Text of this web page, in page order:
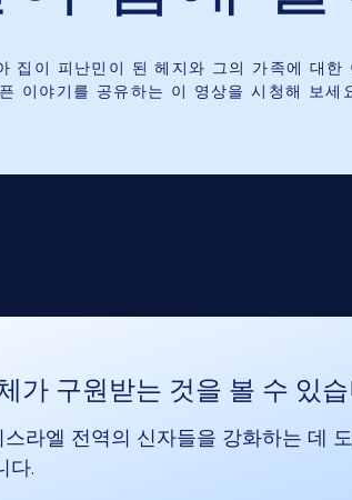
집이 피난민이 된 헤지와 그의 가족에 대한
이야기를 공유하는 이 영상을 시청해 보세
가 구원받는 것을 볼 수 있
라엘 전역의 신자들을 강화하는 데
다.